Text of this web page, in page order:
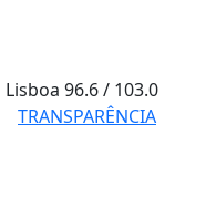
Lisboa96.6 / 103.0
TRANSPARÊNCIA